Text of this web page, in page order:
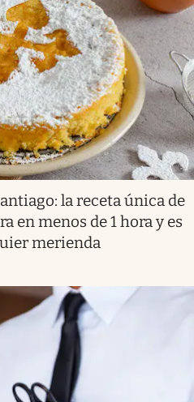
la receta única de
en menos de 1 hora y es
merienda